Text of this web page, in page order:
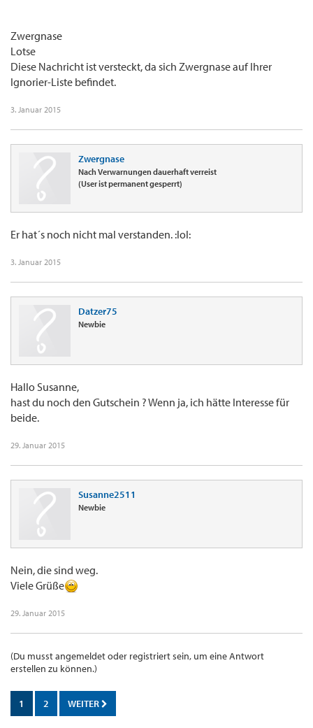
Zwergnase
Lotse
Diese Nachricht ist versteckt, da sich Zwergnase auf Ihrer
Ignorier-Liste befindet.
3. Januar 2015
Zwergnase
Nach Verwarnungen dauerhaft verreist
(User ist permanent gesperrt)
Er hat´s noch nicht mal verstanden. :lol:
3. Januar 2015
Datzer75
Newbie
Hallo Susanne,
hast du noch den Gutschein ? Wenn ja, ich hätte Interesse für
beide.
29. Januar 2015
Susanne2511
Newbie
Nein, die sind weg.
Viele Grüße
29. Januar 2015
(Du musst angemeldet oder registriert sein, um eine Antwort
erstellen zu können.)
1 2 WEITER